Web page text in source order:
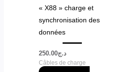
« X88 » charge et
synchronisation des
données
د.ج250.00
Câbles de charge